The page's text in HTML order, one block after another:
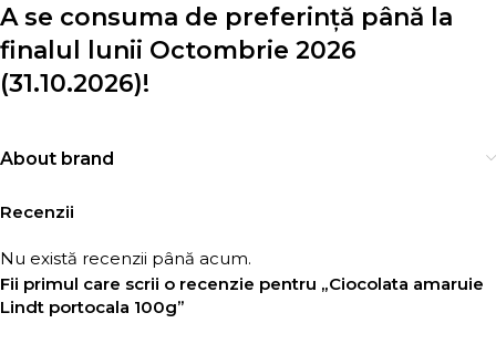
A se consuma de preferință până la
finalul lunii Octombrie 2026
(31.10.2026)!
About brand
Recenzii
Nu există recenzii până acum.
Fii primul care scrii o recenzie pentru „Ciocolata amaruie
Lindt portocala 100g”